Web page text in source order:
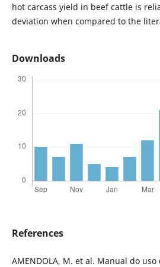
hot carcass yield in beef cattle is
deviation when compared to the
Downloads
References
AMENDOLA, M. et al. Manual do